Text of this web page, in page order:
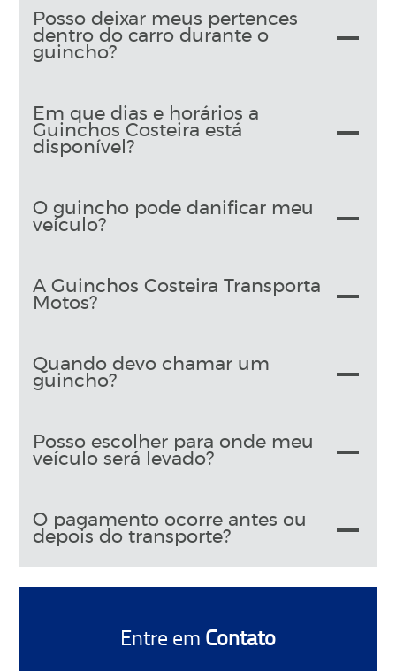
Posso deixar meus pertences
dentro do carro durante o
guincho?
Em que dias e horários a
Guinchos Costeira está
disponível?
O guincho pode danificar meu
veículo?
A Guinchos Costeira Transporta
Motos?
Quando devo chamar um
guincho?
Posso escolher para onde meu
veículo será levado?
O pagamento ocorre antes ou
depois do transporte?
Entre em Contato